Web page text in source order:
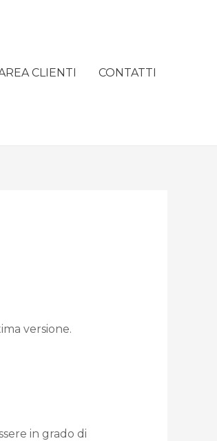
CLIENTI CONTATTI
versione.
in grado di